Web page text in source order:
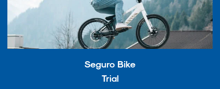
Seguro Bike
Trial